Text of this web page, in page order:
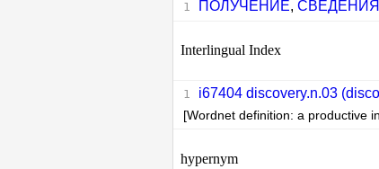
ПОЛУЧЕНИЕ, СВЕДЕНИЯ
Interlingual Index
i67404 discovery.n.03
[Wordnet definition: a productive
hypernym